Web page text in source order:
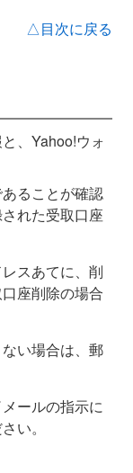
△目次に戻る
、Yahoo!ウォ
ることが確認
れた受取口座
スあてに、削
座削除の場合
い場合は、郵
ールの指示に
い。